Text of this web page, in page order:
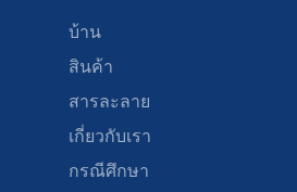
บ้าน
สินค้า
สารละลาย
เกี่ยวกับเรา
กรณีศึกษา